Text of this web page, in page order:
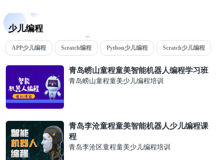
少儿编程
APP少儿编程 Scratch编程 Python少儿编程 Scratch少儿编程
青岛崂山童程童美智能机器人编程学习班
青岛崂山童程童美少儿编程培训
青岛李沧童程童美智能机器人少儿编程课
程
青岛李沧区童程童美少儿编程培训